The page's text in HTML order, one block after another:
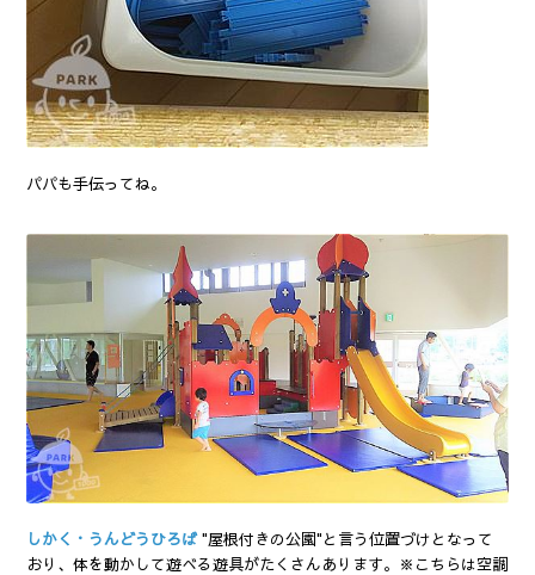
パパも手伝ってね。
しかく・うんどうひろば"屋根付きの公園"と言う位置づけとなって
おり、体を動かして遊べる遊具がたくさんあります。※こちらは空調